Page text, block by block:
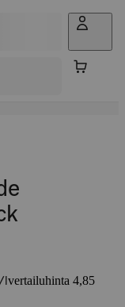
vertailuhinta 4,85